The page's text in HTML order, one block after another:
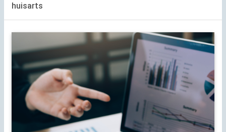
huisarts